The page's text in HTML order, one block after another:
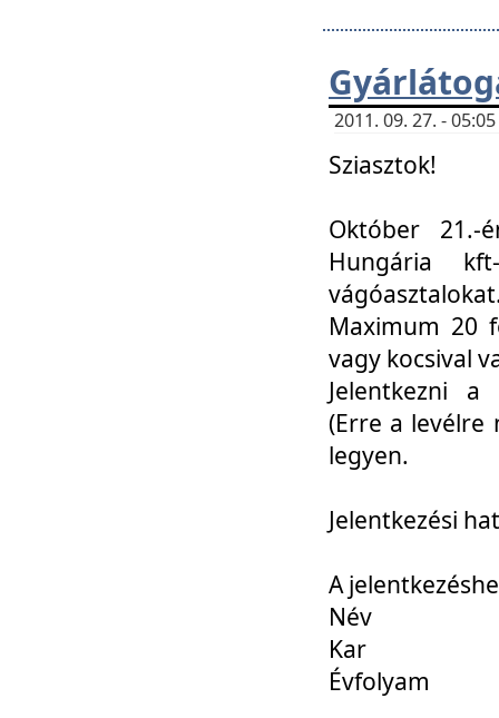
2011. 09. 27. -
Sziasztok!
Október 21.-
Hungária
Maximum 20
vagy kocsival
Jelentkezni a
(Erre a levélre
legyen.
Jelentkezési
A
Név
Kar
Évfolyam